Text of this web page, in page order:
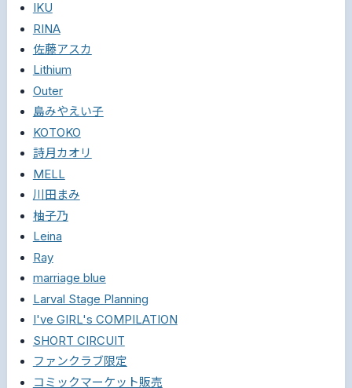
IKU
RINA
佐藤アスカ
Lithium
Outer
島みやえい子
KOTOKO
詩月カオリ
MELL
川田まみ
柚子乃
Leina
Ray
marriage blue
Larval Stage Planning
I've GIRL's COMPILATION
SHORT CIRCUIT
ファンクラブ限定
コミックマーケット販売